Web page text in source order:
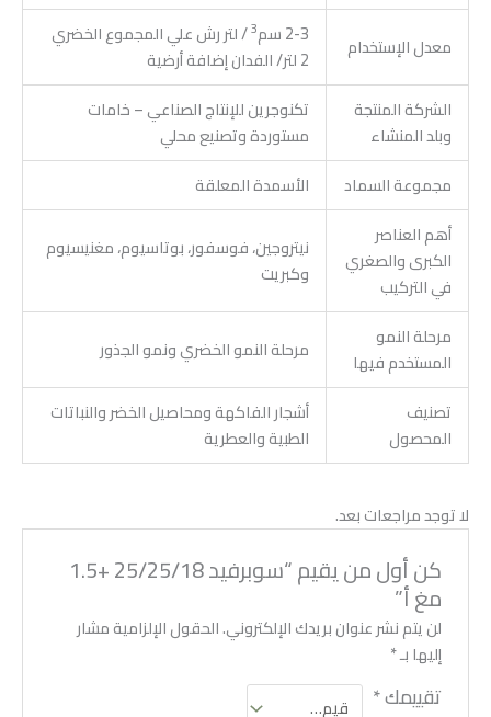
معدل الإستخدام 2-3 سم 3/ لتر رش علي المجموع الخضري
2 لتر/ الفدان إضافة أرضية
الشركة المنتجة
وبلد المنشاء
تكنوجرين للإنتاج الصناعي – خامات
مستوردة وتصنيع محلي
مجموعة السماد
الأسمدة المعلقة
أهم العناصر
الكبرى والصغري
في التركيب
نيتروجين، فوسفور، بوتاسيوم، مغنيسيوم
وكبريت
مرحلة النمو
المستخدم فيها
مرحلة النمو الخضري ونمو الجذور
تصنيف
المحصول
أشجار الفاكهة ومحاصيل الخضر والنباتات
الطبية والعطرية
لا توجد مراجعات بعد.
كن أول من يقيم “سوبرفيد 25/25/18 +1.5
مغ أ”
لن يتم نشر عنوان بريدك الإلكتروني.الحقول الإلزامية مشار
إليها بـ*
تقييمك*